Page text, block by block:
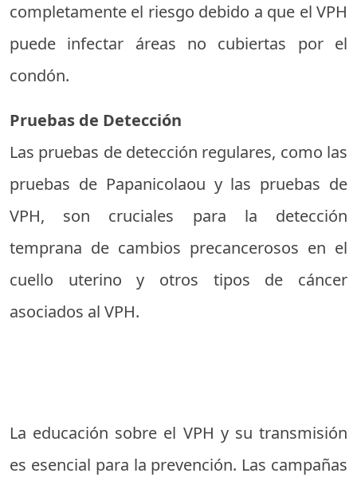
completamente el riesgo debido a que el VPH
puede infectar áreas no cubiertas por el
condón.
Pruebas de Detección
Las pruebas de detección regulares, como las
pruebas de Papanicolaou y las pruebas de
VPH, son cruciales para la detección
temprana de cambios precancerosos en el
cuello uterino y otros tipos de cáncer
asociados al VPH.
La educación sobre el VPH y su transmisión
es esencial para la prevención. Las campañas